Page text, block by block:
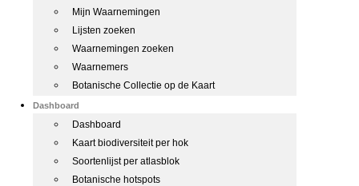
Mijn Waarnemingen
Lijsten zoeken
Waarnemingen zoeken
Waarnemers
Botanische Collectie op de Kaart
Dashboard
Dashboard
Kaart biodiversiteit per hok
Soortenlijst per atlasblok
Botanische hotspots